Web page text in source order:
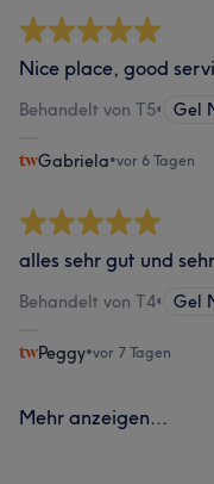
Nice place, good
Behandelt von T5• Gel
Gabriela•vor 6 Tagen
alles sehr gut und
Behandelt von T4• Gel
Peggy•vor 7 Tagen
Mehr anzeigen...